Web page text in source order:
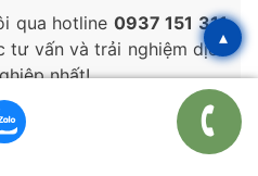
qua hotline 0937 151 311
tư vấn và trải nghiệm dịch
nhất!
▴